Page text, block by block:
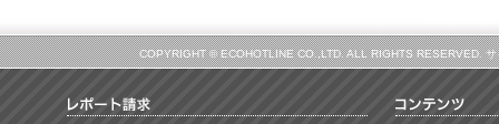
COPYRIGHT © ECOHOTLINE CO.,LTD. ALL RIGHTS RESERVED.